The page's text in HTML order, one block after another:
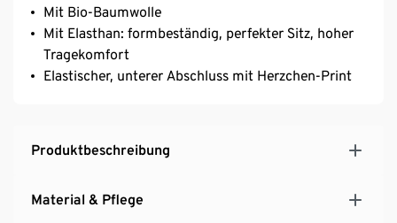
Mit Bio-Baumwolle
Mit Elasthan: formbeständig, perfekter Sitz, hoher
Tragekomfort
Elastischer, unterer Abschluss mit Herzchen-Print
Produktbeschreibung
Material & Pflege